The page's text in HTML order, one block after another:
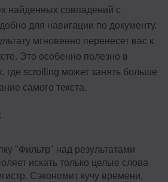
найденных совпадений с
для навигации по документу.
мгновенно перенесет вас к
Это особенно полезно в
где scrolling может занять больше
самого текста.
"Фильтр" над результатами
искать только целые слова
Сэкономит кучу времени,